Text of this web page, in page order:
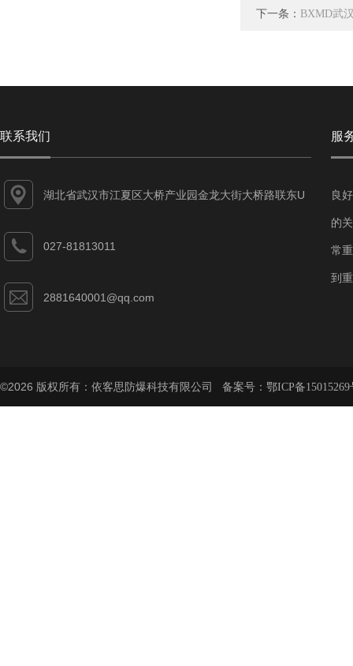
下一条： BXMD武
联系我们
湖北省武汉市江夏区大桥产业园金龙大街大桥路联东U
027-81813011
2881640001@qq.com
服
良
的
常
到
©2026 版权所有：依客思防爆科技有限公司 备案号： 鄂ICP备15015269